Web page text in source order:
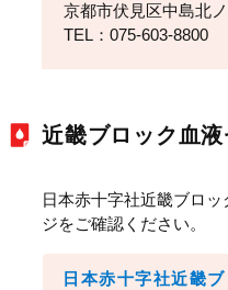
京都市伏見区中島北
TEL：075-603-8800
近畿ブロック血
日本赤十字社近畿ブロ
ジをご確認ください。
日本赤十字社近畿